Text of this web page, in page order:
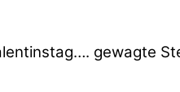
gewagte